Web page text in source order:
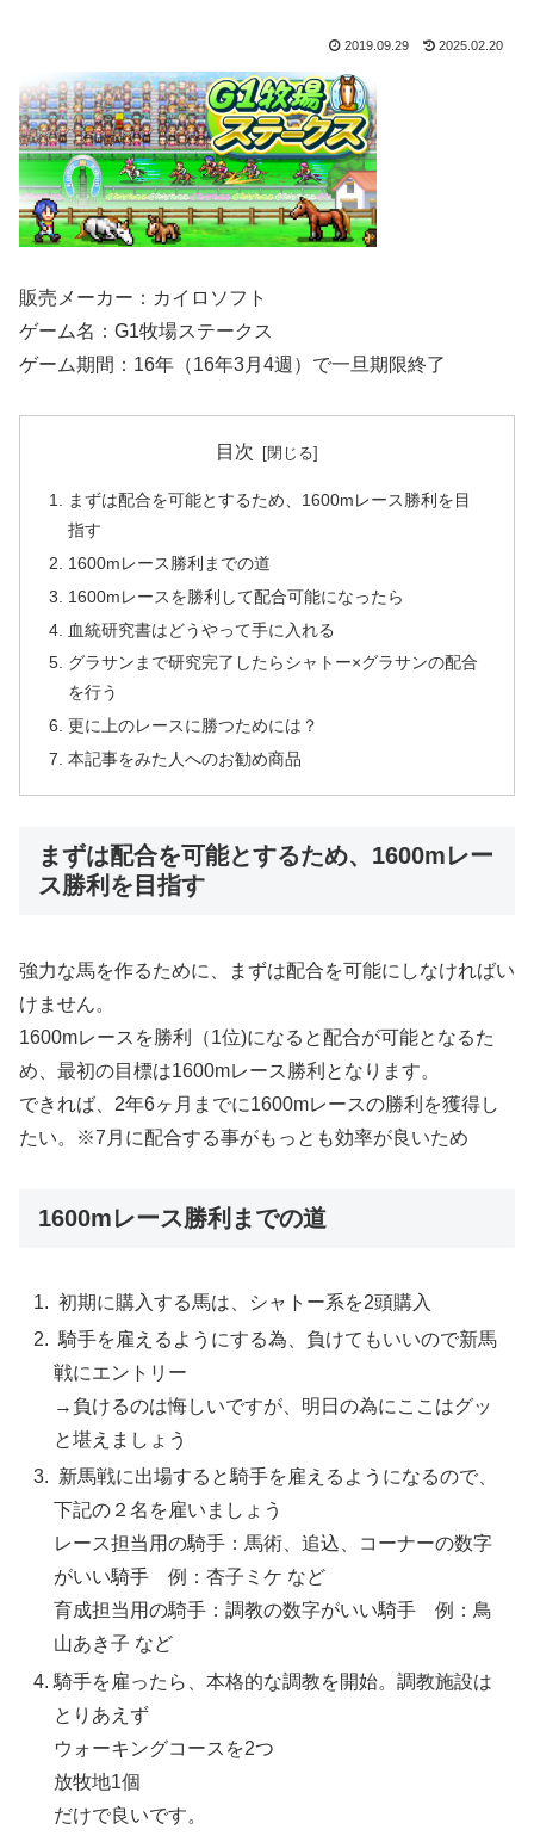
2019.09.29 2025.02.20
販売メーカー：カイロソフト
ゲーム名：G1牧場ステークス
ゲーム期間：16年（16年3月4週）で一旦期限終了
目次
まずは配合を可能とするため、1600mレース勝利を目
指す
1600mレース勝利までの道
1600mレースを勝利して配合可能になったら
血統研究書はどうやって手に入れる
グラサンまで研究完了したらシャトー×グラサンの配合
を行う
更に上のレースに勝つためには？
本記事をみた人へのお勧め商品
まずは配合を可能とするため、1600mレー
ス勝利を目指す
強力な馬を作るために、まずは配合を可能にしなければい
けません。
1600mレースを勝利（1位)になると配合が可能となるた
め、最初の目標は1600mレース勝利となります。
できれば、2年6ヶ月までに1600mレースの勝利を獲得し
たい。※7月に配合する事がもっとも効率が良いため
1600mレース勝利までの道
初期に購入する馬は、シャトー系を2頭購入
騎手を雇えるようにする為、負けてもいいので新馬
戦にエントリー
→負けるのは悔しいですが、明日の為にここはグッ
と堪えましょう
新馬戦に出場すると騎手を雇えるようになるので、
下記の２名を雇いましょう
レース担当用の騎手：馬術、追込、コーナーの数字
がいい騎手 例：杏子ミケ など
育成担当用の騎手：調教の数字がいい騎手 例：鳥
山あき子 など
騎手を雇ったら、本格的な調教を開始。調教施設は
とりあえず
ウォーキングコースを2つ
放牧地1個
だけで良いです。